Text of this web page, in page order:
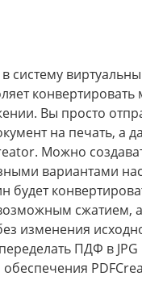
систему
конвертировать
Вы просто
на печать, а
Можно
вариантами
сжатием,
изменения
ПДФ в